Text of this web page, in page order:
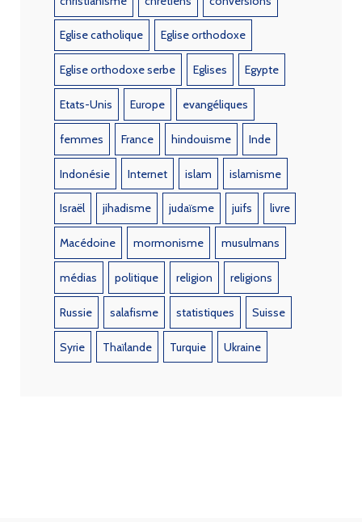
Eglise catholique Eglise orthodoxe
Eglise orthodoxe serbe Eglises Egypte
Etats-Unis Europe evangéliques
femmes France hindouisme Inde
Indonésie Internet islam islamisme
Israël jihadisme judaïsme juifs livre
Macédoine mormonisme musulmans
médias politique religion religions
Russie salafisme statistiques Suisse
Syrie Thaïlande Turquie Ukraine